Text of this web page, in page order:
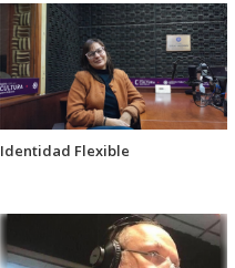
Identidad Flexible